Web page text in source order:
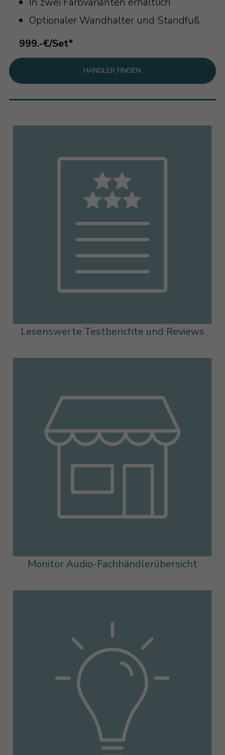
Optionaler Wandhalter und Standfuß
999.-€/Set*
HÄNDLER FINDEN
Lesenswerte Testberichte und Reviews
Monitor Audio-Fachhändlerübersicht